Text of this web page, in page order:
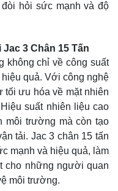
hỏi sức mạnh và độ
3 Chân 15 Tấn
không chỉ về công suất
quả. Với công nghệ
tối ưu hóa về mặt nhiên
suất nhiên liệu cao
môi trường mà còn tạo
tải. Jac 3 chân 15 tấn
mạnh và hiệu quả, làm
cho những người quan
môi trường.